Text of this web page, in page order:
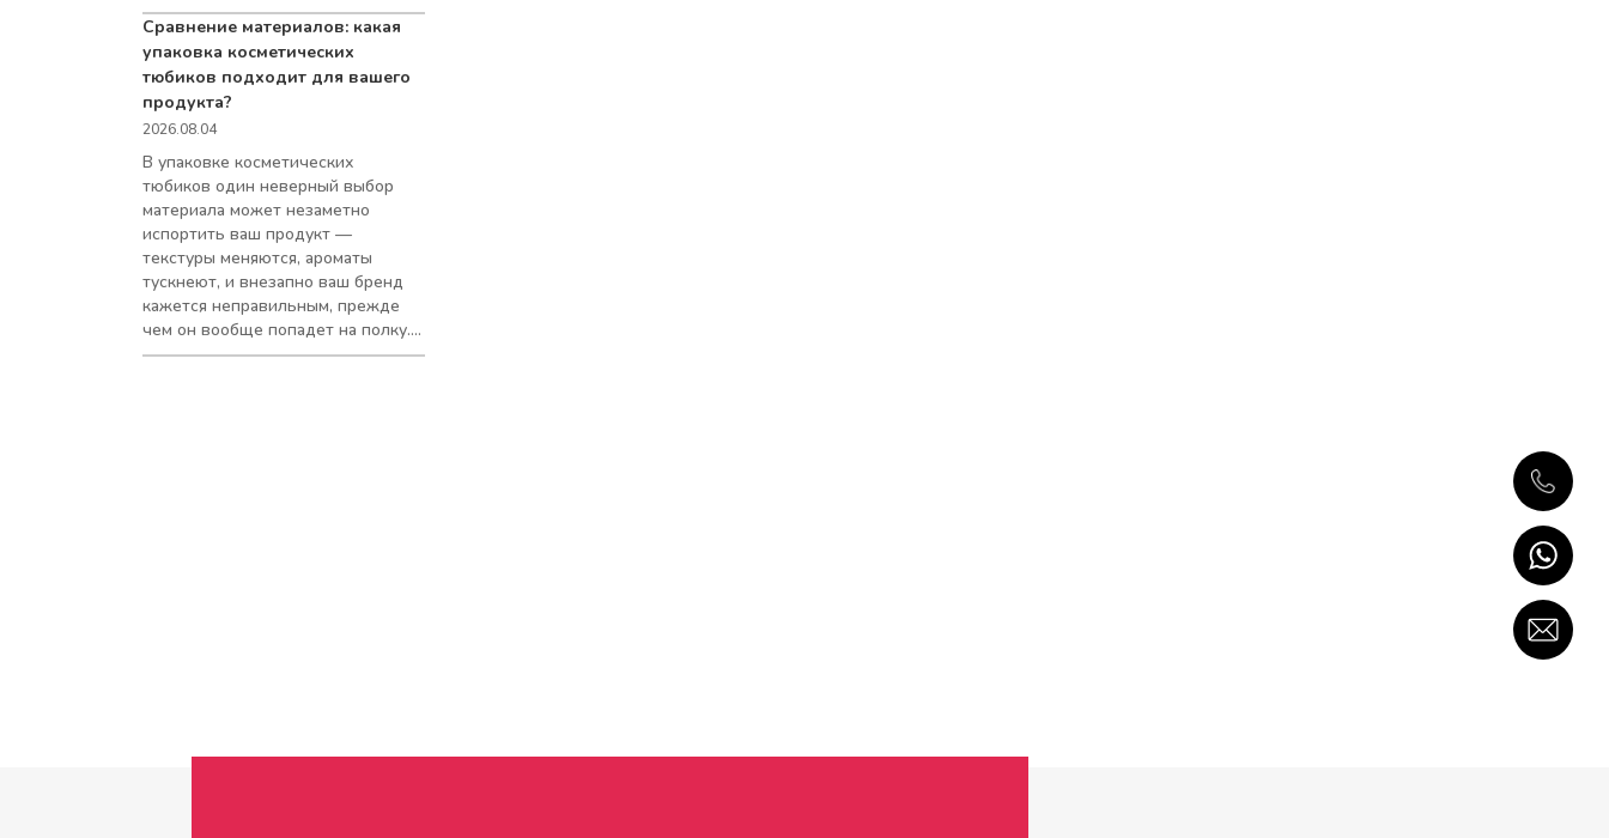
Сравнение материалов: какая
упаковка косметических
тюбиков подходит для вашего
продукта?
2026.08.04
В упаковке косметических
тюбиков один неверный выбор
материала может незаметно
испортить ваш продукт —
текстуры меняются, ароматы
тускнеют, и внезапно ваш бренд
кажется неправильным, прежде
чем он вообще попадет на полку....